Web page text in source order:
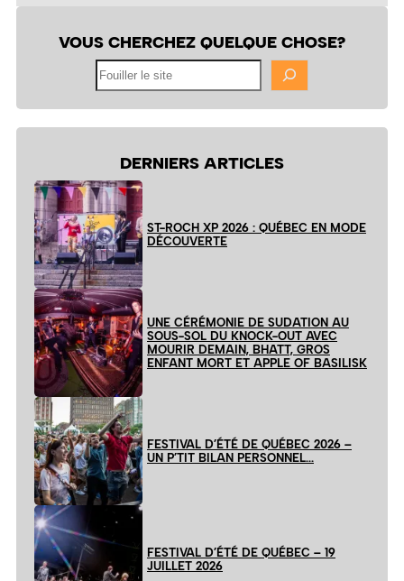
VOUS CHERCHEZ QUELQUE CHOSE?
DERNIERS ARTICLES
ST-ROCH XP 2026 : QUÉBEC EN MODE
DÉCOUVERTE
UNE CÉRÉMONIE DE SUDATION AU
SOUS-SOL DU KNOCK-OUT AVEC
MOURIR DEMAIN, BHATT, GROS
ENFANT MORT ET APPLE OF BASILISK
FESTIVAL D’ÉTÉ DE QUÉBEC 2026 –
UN P’TIT BILAN PERSONNEL…
FESTIVAL D’ÉTÉ DE QUÉBEC – 19
JUILLET 2026